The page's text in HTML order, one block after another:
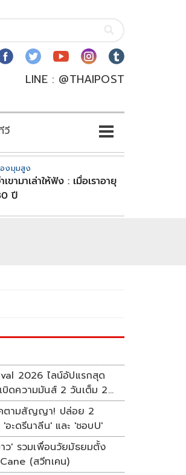
LINE : @THAIPOST
วี
งมุมสูง
เขามาเล่าให้ฟัง : เมื่อเราอายุ
ปี
2026 ไลน์อัปแรกสุด
บิดความมันส์ 2 วันเต็ม 2-
ตามสัญญา! ปล่อย 2
'อะดรีนาลีน' และ 'ชอบU'
ว' รวมเพื่อนวัยมัธยมตั้ง
(สวีทเคน)